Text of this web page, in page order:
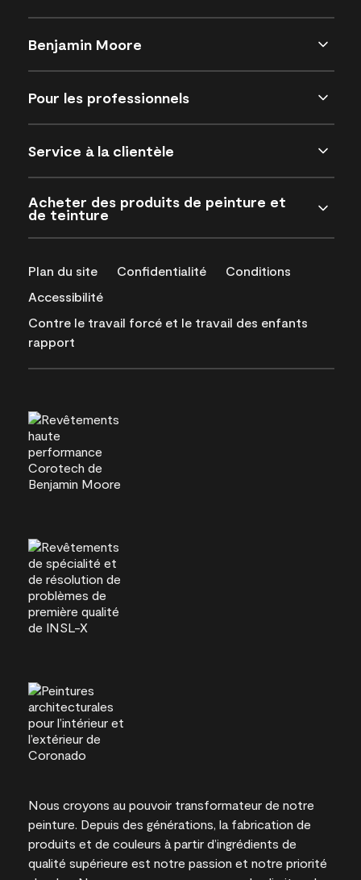
Benjamin Moore
Pour les professionnels
Service à la clientèle
Acheter des produits de peinture et
de teinture
Plan du site Confidentialité
Conditions
Accessibilité
Contre le travail forcé et le travail des enfants
rapport
Nous croyons au pouvoir transformateur de notre
peinture. Depuis des générations, la fabrication de
produits et de couleurs à partir d’ingrédients de
qualité supérieure est notre passion et notre priorité